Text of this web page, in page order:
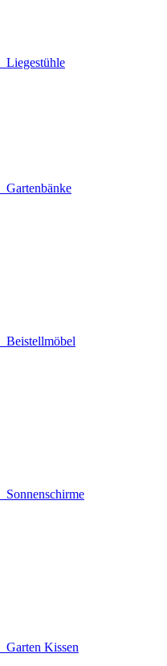
Liegestühle
Gartenbänke
Beistellmöbel
Sonnenschirme
Garten Kissen